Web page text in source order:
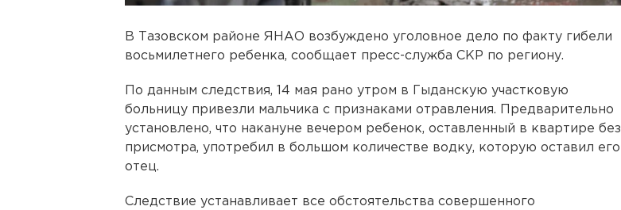
В Тазовском районе ЯНАО возбуждено уголовное дело по факту гибели
восьмилетнего ребенка, сообщает пресс-служба СКР по региону.
По данным следствия, 14 мая рано утром в Гыданскую участковую
больницу привезли мальчика с признаками отравления. Предварительно
установлено, что накануне вечером ребенок, оставленный в квартире без
присмотра, употребил в большом количестве водку, которую оставил его
отец.
Следствие устанавливает все обстоятельства совершенного